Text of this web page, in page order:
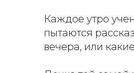
Каждое утро
пытаются
вечера, или